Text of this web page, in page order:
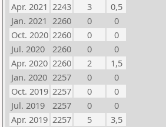
Apr. 2021 2243 3
0,5
Jan. 2021 2260 0
0
Oct. 2020 2260 0
0
Jul. 2020
2260 0
0
Apr. 2020 2260 2
1,5
Jan. 2020 2257 0
0
Oct. 2019 2257 0
0
Jul. 2019
2257 0
0
Apr. 2019 2257 5
3,5